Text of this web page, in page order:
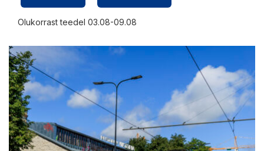
Olukorrast teedel 03.08-09.08